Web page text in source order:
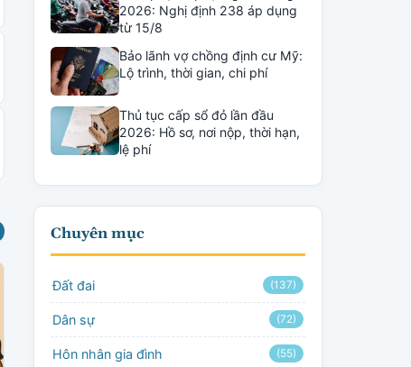
2026: Nghị định 238 áp dụng
từ 15/8
Bảo lãnh vợ chồng định cư Mỹ:
Lộ trình, thời gian, chi phí
Thủ tục cấp sổ đỏ lần đầu
2026: Hồ sơ, nơi nộp, thời hạn,
lệ phí
Chuyên mục
Đất đai (137)
Dân sự (72)
Hôn nhân gia đình (55)